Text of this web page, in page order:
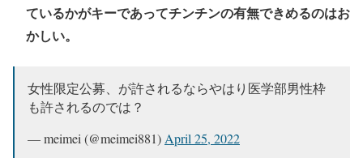
ているかがキーであってチンチンの有無できめるのはお
かしい。
女性限定公募、が許されるならやはり医学部男性枠
も許されるのでは？
— meimei (@meimei881) April 25, 2022